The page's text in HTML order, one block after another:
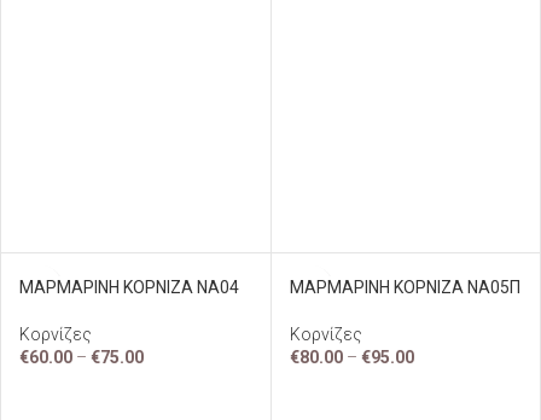
ΜΑΡΜΑΡΙΝΗ ΚΟΡΝΙΖΑ ΝΑ04
Κορνίζες
€60.00 – €75.00
ΜΑΡΜΑΡΙΝΗ ΚΟΡΝΙΖΑ ΝΑ05Π
Κορνίζες
€80.00 – €95.00